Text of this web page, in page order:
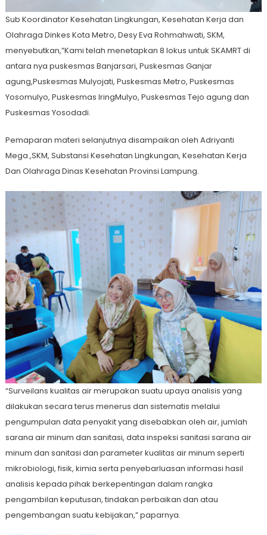
Sub Koordinator Kesehatan Lingkungan, Kesehatan Kerja dan
Olahraga Dinkes Kota Metro, Desy Eva Rohmahwati, SKM,
menyebutkan,”Kami telah menetapkan 8 lokus untuk SKAMRT di
antara nya puskesmas Banjarsari, Puskesmas Ganjar
agung,Puskesmas Mulyojati, Puskesmas Metro, Puskesmas
Yosomulyo, Puskesmas IringMulyo, Puskesmas Tejo agung dan
Puskesmas Yosodadi.
Pemaparan materi selanjutnya disampaikan oleh Adriyanti
Mega.,SKM, Substansi Kesehatan Lingkungan, Kesehatan Kerja
Dan Olahraga Dinas Kesehatan Provinsi Lampung.
“Surveilans kualitas air merupakan suatu upaya analisis yang
dilakukan secara terus menerus dan sistematis melalui
pengumpulan data penyakit yang disebabkan oleh air, jumlah
sarana air minum dan sanitasi, data inspeksi sanitasi sarana air
minum dan sanitasi dan parameter kualitas air minum seperti
mikrobiologi, fisik, kimia serta penyebarluasan informasi hasil
analisis kepada pihak berkepentingan dalam rangka
pengambilan keputusan, tindakan perbaikan dan atau
pengembangan suatu kebijakan,” paparnya.